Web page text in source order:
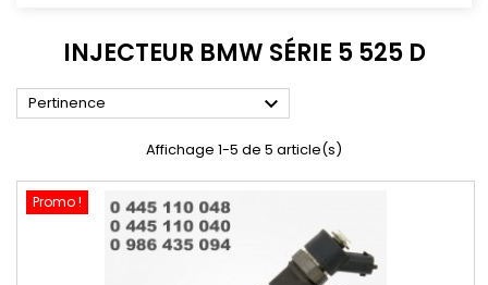
INJECTEUR BMW SÉRIE 5 525 D
Pertinence 
Affichage 1-5 de 5 article(s)
Promo !